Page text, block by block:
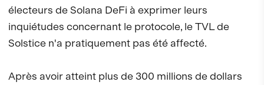
électeurs de Solana DeFi à exprimer leurs
inquiétudes concernant le protocole, le TVL de
Solstice n'a pratiquement pas été affecté.
Après avoir atteint plus de 300 millions de dollars